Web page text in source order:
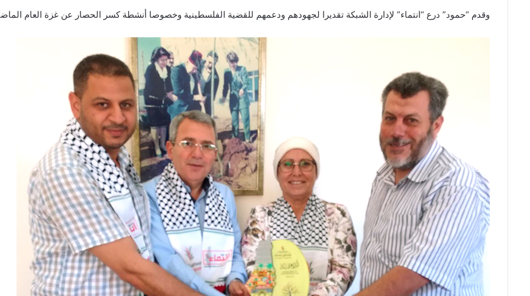
وقدم “حمود” درع “انتماء” لإدارة الشبكة تقديرا لجهودهم ودعمهم للقضية الفلسطينية وخصوصا أنشطة كسر الحصار عن غزة العام